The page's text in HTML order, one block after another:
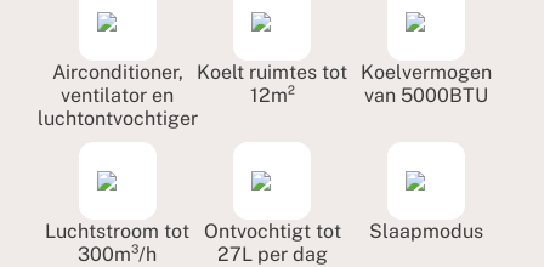
Airconditioner,
ventilator en
luchtontvochtiger
Koelt ruimtes tot
12m²
Koelvermogen
van 5000BTU
Luchtstroom tot
300m³/h
Ontvochtigt tot
27L per dag
Slaapmodus